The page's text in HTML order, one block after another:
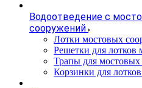
Водоотведение с
сооружений
Лотки мостовых
Решетки для лотков
Трапы для
Корзинки для